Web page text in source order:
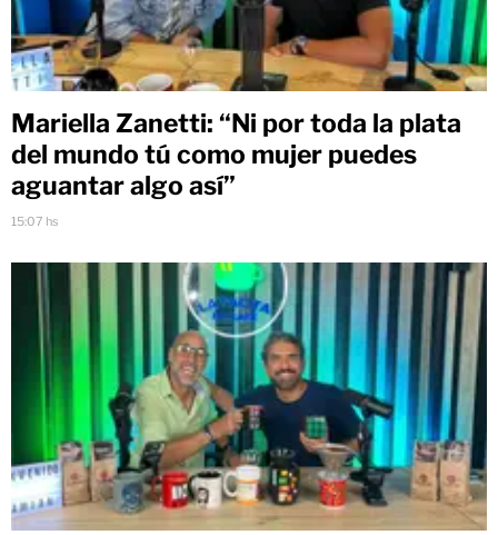
Mariella Zanetti: “Ni por toda la plata
del mundo tú como mujer puedes
aguantar algo así”
15:07 hs